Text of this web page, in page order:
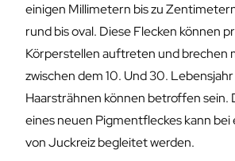
einigen Millimetern bis zu
rund bis oval. Diese Flecken können
Körperstellen auftreten und brechen
zwischen dem 10. Und 30.
Haarsträhnen können betroffen sein.
eines neuen Pigmentfleckes kann
von Juckreiz begleitet werden.